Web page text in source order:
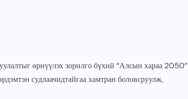
өрнүүлэх зорилго бүхий “Алсын хараа 2050”
судлаачидтайгаа хамтран боловсруулж,
Эрдэнэ” хамтлагийн 55
жилийн ойн шоу болно